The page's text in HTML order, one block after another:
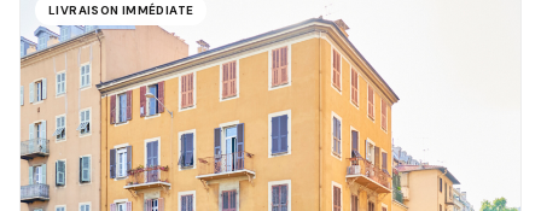
LIVRAISON IMMÉDIATE